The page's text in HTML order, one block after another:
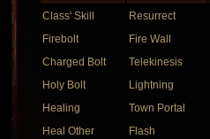
Class' Skill
Resurrect
Firebolt
Fire Wall
Charged Bolt
Telekinesis
Holy Bolt
Lightning
Healing
Town Portal
Heal Other
Flash